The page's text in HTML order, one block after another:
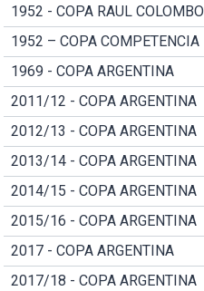
1952 - COPA RAUL COLOMBO
1952 – COPA COMPETENCIA
1969 - COPA ARGENTINA
2011/12 - COPA ARGENTINA
2012/13 - COPA ARGENTINA
2013/14 - COPA ARGENTINA
2014/15 - COPA ARGENTINA
2015/16 - COPA ARGENTINA
2017 - COPA ARGENTINA
2017/18 - COPA ARGENTINA